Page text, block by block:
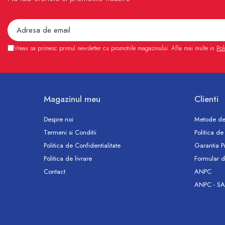
Accesorii consumabile sterilizator
UV
Carcase Filtre apa
dedurizatoare apa
Accesorii incalzire in pardoseala
Automatizare incalzire in
pardoseala
Kituri incalzire in pardoseala
Cutie distribuitor incalzire in
pardoseala
Vreau sa primesc primul newsletter cu promotiile magazinului. Afla mai multe in
Magazinul meu
Despre noi
Termeni si Conditii
Politica de Confidentialitate
Politica de livrare
Contact
Clienti
Metode
Politica de
Garantia
Formular
ANPC
ANPC -